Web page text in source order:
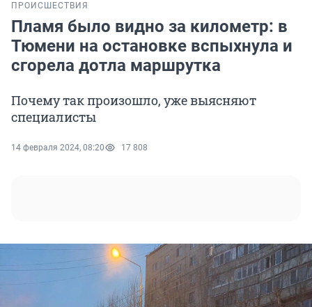
ПРОИСШЕСТВИЯ
Пламя было видно за километр: в
Тюмени на остановке вспыхнула и
сгорела дотла маршрутка
Почему так произошло, уже выясняют
специалисты
14 февраля 2024, 08:20 17 808